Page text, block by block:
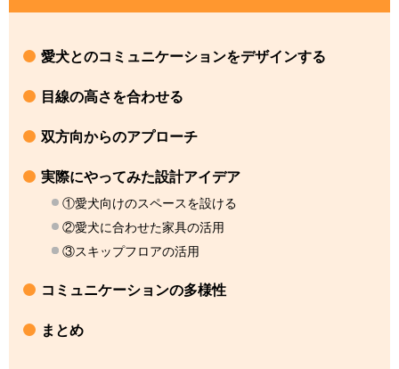
愛犬とのコミュニケーションをデザインする
目線の高さを合わせる
双方向からのアプローチ
実際にやってみた設計アイデア
①愛犬向けのスペースを設ける
②愛犬に合わせた家具の活用
③スキップフロアの活用
コミュニケーションの多様性
まとめ